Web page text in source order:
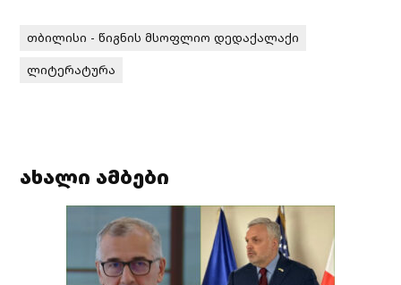
თბილისი - წიგნის მსოფლიო დედაქალაქი
ლიტერატურა
ახალი ამბები